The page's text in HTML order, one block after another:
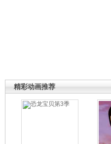
精彩动画推荐